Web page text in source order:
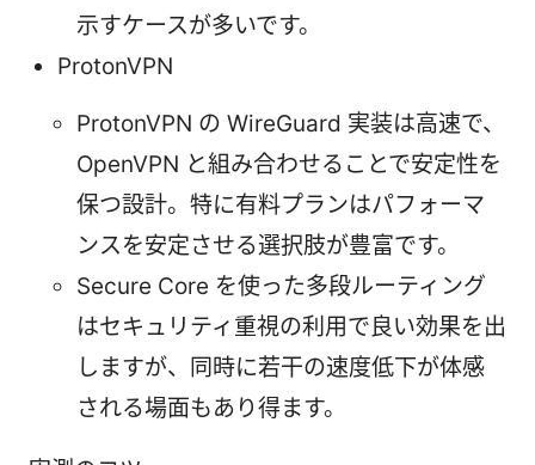
示すケースが多いです。
ProtonVPN
ProtonVPN の WireGuard 実装は高速で、
OpenVPN と組み合わせることで安定性を
保つ設計。特に有料プランはパフォーマ
ンスを安定させる選択肢が豊富です。
Secure Core を使った多段ルーティング
はセキュリティ重視の利用で良い効果を出
しますが、同時に若干の速度低下が体感
される場面もあり得ます。